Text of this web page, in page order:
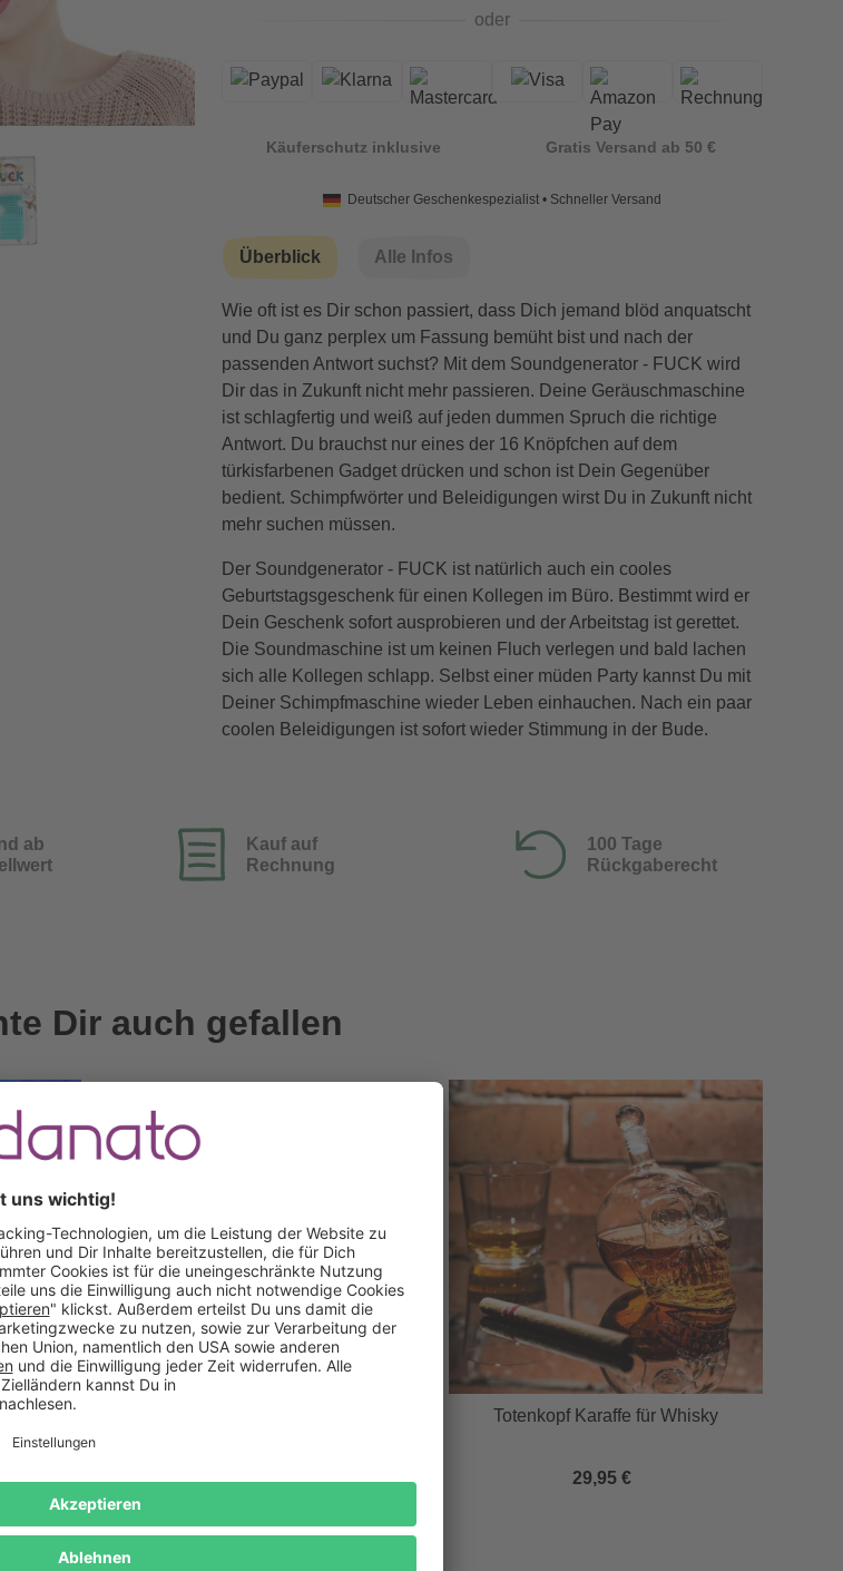
oder
Käuferschutz inklusive Gratis Versand ab 50 €
Deutscher Geschenkespezialist • Schneller Versand
Überblick Alle Infos
Wie oft ist es Dir schon passiert, dass Dich jemand blöd anquatscht
und Du ganz perplex um Fassung bemüht bist und nach der
passenden Antwort suchst? Mit dem Soundgenerator - FUCK wird
Dir das in Zukunft nicht mehr passieren. Deine Geräuschmaschine
ist schlagfertig und weiß auf jeden dummen Spruch die richtige
Antwort. Du brauchst nur eines der 16 Knöpfchen auf dem
türkisfarbenen Gadget drücken und schon ist Dein Gegenüber
bedient. Schimpfwörter und Beleidigungen wirst Du in Zukunft nicht
mehr suchen müssen.
Der Soundgenerator - FUCK ist natürlich auch ein cooles
Geburtstagsgeschenk für einen Kollegen im Büro. Bestimmt wird er
Dein Geschenk sofort ausprobieren und der Arbeitstag ist gerettet.
Die Soundmaschine ist um keinen Fluch verlegen und bald lachen
sich alle Kollegen schlapp. Selbst einer müden Party kannst Du mit
Deiner Schimpfmaschine wieder Leben einhauchen. Nach ein paar
coolen Beleidigungen ist sofort wieder Stimmung in der Bude.
ab
Kauf auf
Rechnung
100 Tage
Rückgaberecht
Dir auch gefallen
26,95 €
Totenkopf Karaffe für Whisky
29,95 €